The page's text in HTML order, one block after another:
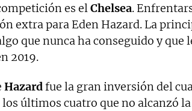
es elChelsea.
extra para Eden Hazard. La
que nunca ha conseguido y que
2019.
Hazardfue la gran inversión del
últimos cuatro que no alcanzó